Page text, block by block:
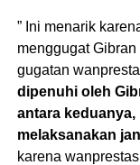
” Ini menarik
menggugat
gugatan
dipenuhi oleh
antara
melaksanakan
karena